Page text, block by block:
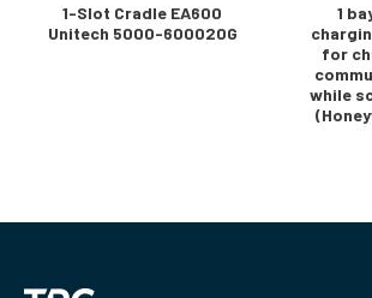
1-Slot Cradle EA600
Unitech 5000-600020G
1
for
while